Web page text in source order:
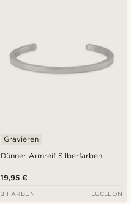
Dünner Armreif Silberfarben
Gravieren
19,95 €
3 FARBEN LUCLEON